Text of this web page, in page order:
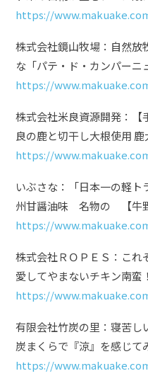
https://
株式会社鏡山牧場：自然放
な「パテ・ド・カンパーニ
https://
株式会社米良資源開発：【
良の鹿と切干し大根使用
https://
いぶさな：「日本一の軽
州甘醤油味 名物の 【牛野
https://
株式会社ＲＯＰＥＳ：これ
愛してやまないチキン南蛮
https://
有限会社竹炭の里：寝苦し
炭まくらで『涼』を感じて
https://